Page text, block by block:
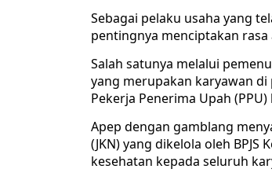
Sebagai pelaku usaha yang
pentingnya menciptakan
Salah satunya melalui
yang merupakan karyawan
Pekerja Penerima Upah (PPU)
Apep dengan gamblang
(JKN) yang dikelola oleh
kesehatan kepada seluruh